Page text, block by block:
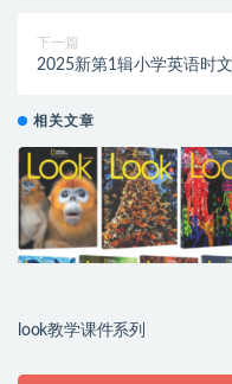
下一篇
2025新第1辑小学英语时
相关文章
look教学课件系列